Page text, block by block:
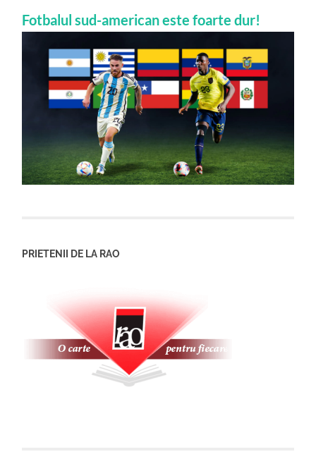
Fotbalul sud-american este foarte dur!
PRIETENII DE LA RAO